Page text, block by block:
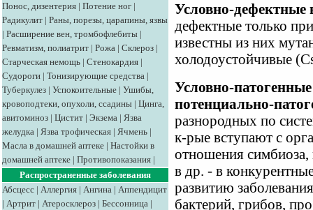
Понос, дизентерия | Потение ног |
Радикулит | Раны, порезы, царапины, язвы
| Расширение вен, тромбофлебиты |
Ревматизм, полиатрит | Рожа | Склероз |
Старческая немощь | Стенокардия |
Судороги | Тонизирующие средства |
Туберкулез | Успокоительные | Ушибы,
кровоподтеки, опухоли, ссадины | Цинга,
авитоминоз | Цистит | Экзема | Язва
желудка | Язва трофическая | Ячмень |
Масла в домашней аптеке | Настойки в
домашней аптеке | Противопоказания |
Распространенные заболевания
Абсцесс | Аллергия | Ангина | Аппендицит
| Артрит | Атеросклероз | Бессонница |
Условно-дефектные
дефектные только
известны из них
холодоустойчивые
Условно-
потенциально-
разнородных по
к-рые вступают с
отношения симбиоза,
в др. - в
развитию
бактерий, грибов,